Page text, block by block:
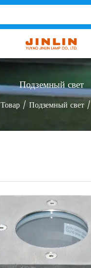
Подземный свет
Товар/ Подземный свет/